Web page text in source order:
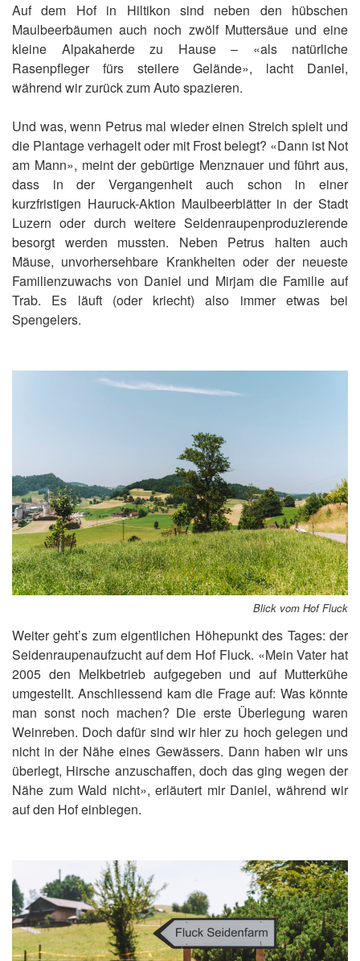
Auf dem Hof in Hiltikon sind neben den hübschen
Maulbeerbäumen auch noch zwölf Muttersäue und eine
kleine Alpakaherde zu Hause – «als natürliche
Rasenpfleger fürs steilere Gelände», lacht Daniel,
während wir zurück zum Auto spazieren.
Und was, wenn Petrus mal wieder einen Streich spielt und
die Plantage verhagelt oder mit Frost belegt? «Dann ist Not
am Mann», meint der gebürtige Menznauer und führt aus,
dass in der Vergangenheit auch schon in einer
kurzfristigen Hauruck-Aktion Maulbeerblätter in der Stadt
Luzern oder durch weitere Seidenraupenproduzierende
besorgt werden mussten. Neben Petrus halten auch
Mäuse, unvorhersehbare Krankheiten oder der neueste
Familienzuwachs von Daniel und Mirjam die Familie auf
Trab. Es läuft (oder kriecht) also immer etwas bei
Spengelers.
Blick vom Hof Fluck
Weiter geht’s zum eigentlichen Höhepunkt des Tages: der
Seidenraupenaufzucht auf dem Hof Fluck. «Mein Vater hat
2005 den Melkbetrieb aufgegeben und auf Mutterkühe
umgestellt. Anschliessend kam die Frage auf: Was könnte
man sonst noch machen? Die erste Überlegung waren
Weinreben. Doch dafür sind wir hier zu hoch gelegen und
nicht in der Nähe eines Gewässers. Dann haben wir uns
überlegt, Hirsche anzuschaffen, doch das ging wegen der
Nähe zum Wald nicht», erläutert mir Daniel, während wir
auf den Hof einbiegen.